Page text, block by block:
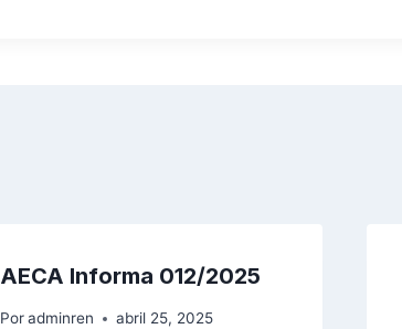
AECA Informa 012/2025
Por adminren abril 25, 2025